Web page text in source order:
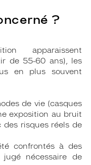
?
apparaissent
de 55-60 ans), les
en plus souvent
de vie (casques
exposition au bruit
risques réels de
confrontés à des
nécessaire de